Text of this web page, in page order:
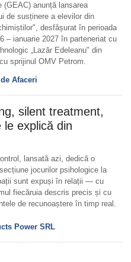
(GEAC) anunță lansarea
de susținere a elevilor din
desfășurat în perioada
– ianuarie 2027 în parteneriat cu
„Lazăr Edeleanu" din
sprijinul OMV Petrom.
Afaceri
silent treatment,
explică din
lansată azi, dedică o
jocurilor psihologice la
sunt expuși în relații — cu
fiecăruia descris precis și cu
de recunoaștere în timp real.
Power SRL